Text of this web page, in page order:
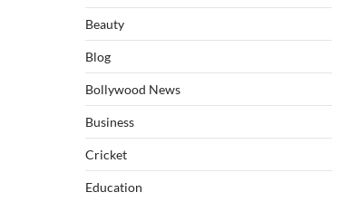
Beauty
Blog
Bollywood News
Business
Cricket
Education